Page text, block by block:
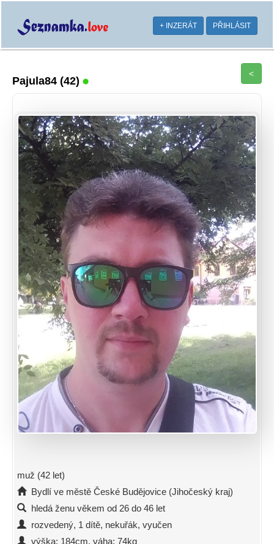
+ INZERÁT PŘIHLÁSIT
Pajula84 (42)
<
muž (42 let)
Bydlí ve městě České Budějovice (Jihočeský kraj)
hledá ženu věkem od 26 do 46 let
rozvedený, 1 dítě, nekuřák, vyučen
výška: 184cm, váha: 74kg